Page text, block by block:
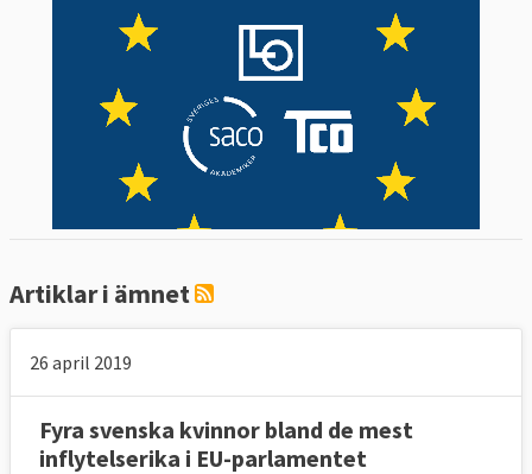
Artiklar i ämnet
26 april 2019
Fyra svenska kvinnor bland de mest
inflytelserika i EU-parlamentet